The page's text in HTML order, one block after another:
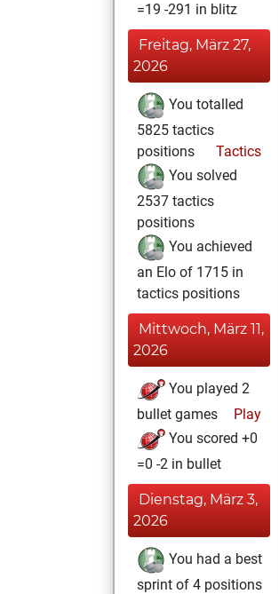
=19 -291 in blitz
Freitag, März 27,
2026
You totalled
5825 tactics
positions
Tactics
You solved
2537 tactics
positions
You achieved
an Elo of 1715 in
tactics positions
Mittwoch, März 11,
2026
You played 2
bullet games
Play
You scored +0
=0 -2 in bullet
Dienstag, März 3,
2026
You had a best
sprint of 4 positions